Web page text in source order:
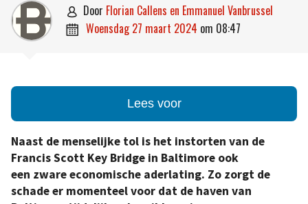
 door Florian Callens en Emmanuel Vanbrussel
 woensdag 27 maart 2024 om 08:47
Lees voor
Naast de menselijke tol is het instorten van de
Francis Scott Key Bridge in Baltimore ook
een zware economische aderlating. Zo zorgt de
schade er momenteel voor dat de haven van